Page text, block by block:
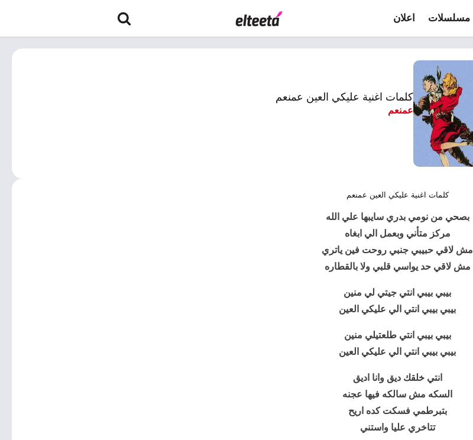
مسلسلات اعلان
كلمات اغنية عليكي العين عمنعم
عمنعم
كلمات اغنية عليكي العين عمنعم
بصحي من نومي بدري سايبها علي الله
مركز متأني وبعمل الي ابغاه
مش لاقي حبيبي جنبي روحت فين ياتري
مش لاقي حد يواسي قلبي ولا بالقطاره
بيبي بيبي انتي جيتي لي منين
بيبي بيبي انتي الي عليكي العين
بيبي بيبي انتي طلعتيلي منين
بيبي بيبي انتي الي عليكي العين
انتي خلقك ديق وانا اديق
السكه مش سالكه فيها عجنه
بتبرطمي فسكت كده اريح
تتاخري عليا واستني